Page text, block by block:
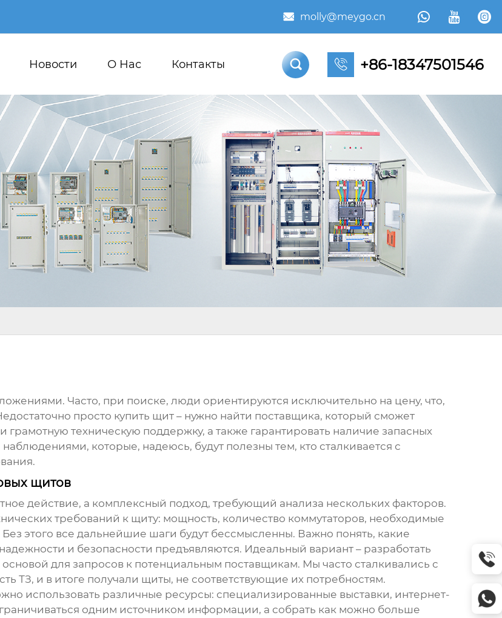
 molly@meygo.cn   
Новости О Hас Контакты   +86-18347501546
Часто, при поиске, люди ориентируются исключительно на цену, что,
просто купить щит – нужно найти поставщика, который сможет
грамотную техническую поддержку, а также гарантировать наличие запасных
которые, надеюсь, будут полезны тем, кто сталкивается с
.
щитов
действие, а комплексный подход, требующий анализа нескольких факторов.
требований к щиту: мощность, количество коммутаторов, необходимые
этого все дальнейшие шаги будут бессмысленны. Важно понять, какие
и безопасности предъявляются. Идеальный вариант – разработать
для запросов к потенциальным поставщикам. Мы часто сталкивались с
ТЗ, и в итоге получали щиты, не соответствующие их потребностям.
использовать различные ресурсы: специализированные выставки, интернет-
одним источником информации, а собрать как можно больше